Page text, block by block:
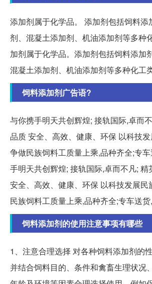
添加剂属于化学品。 添加剂包括饲料添
剂、混凝土添加剂、机油添加剂等多种
加剂属于化学品。添加剂包括饲料添加
混凝土添加剂、机油添加剂等多种化工
饲料添加剂广告语?
与你携手明天共创辉煌; 接轨国际,卓而
品质 安全、高效、健康、环保 以科技
争做民族饲料工质量上乘,品种齐全;专
手明天共创辉煌; 接轨国际,卓而不凡; 精
安全、高效、健康、环保 以科技发展民
民族饲料工质量上乘,品种齐全;专车送货,
饲料添加剂的使用注意事项有哪些
1、注意合理选择 对各种饲料添加剂的
并结合饲料目的、条件和禽畜生理状况